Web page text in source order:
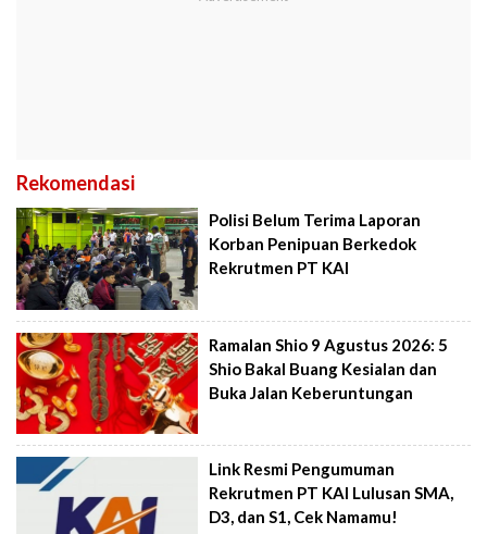
Rekomendasi
Polisi Belum Terima Laporan
Korban Penipuan Berkedok
Rekrutmen PT KAI
Ramalan Shio 9 Agustus 2026: 5
Shio Bakal Buang Kesialan dan
Buka Jalan Keberuntungan
Link Resmi Pengumuman
Rekrutmen PT KAI Lulusan SMA,
D3, dan S1, Cek Namamu!